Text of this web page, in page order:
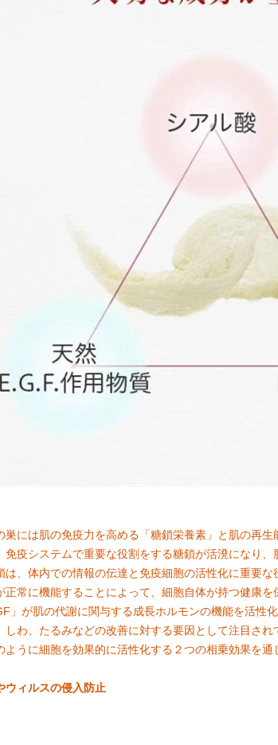
巣には肌の免疫力を高める「糖鎖栄養素」と肌の再
免疫システムで重要な役割をする糖鎖が活溌になり、
は、体内での情報の伝達と免疫細胞の活性化に重要
正常に機能することによって、細胞自体が持つ健康を
」が肌の代謝に関与する成長ホルモンの機能を活
しわ、たるみなどの改善に対する要因として注目され
ように細胞を効果的に活性化する２つの相乗効果を
ウィルスの侵入防止